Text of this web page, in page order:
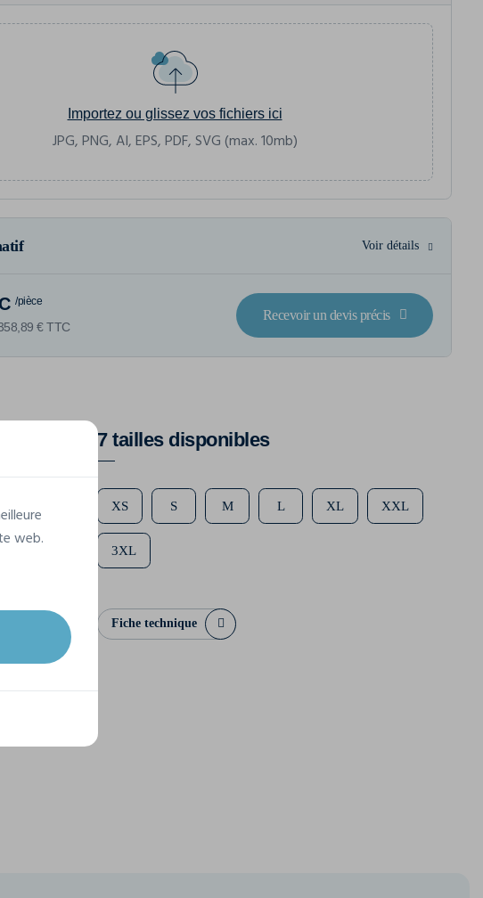
Importez ou glissez vos fichiers ici
JPG, PNG, AI, EPS, PDF, SVG (max. 10mb)
Voir détails
/pièce
€ TTC
Recevoir un devis précis
NS727
7 tailles disponibles
XS S M L XL XXL
3XL
Fiche technique
web.